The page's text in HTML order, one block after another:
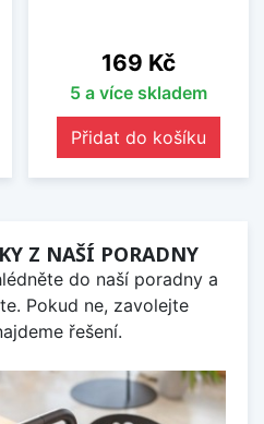
Cena
169 Kč
5 a více skladem
Přidat do košíku
Z NAŠÍ PORADNY
do naší poradny a
Pokud ne, zavolejte
řešení.